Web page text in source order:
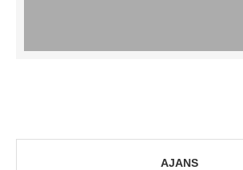
AJANS